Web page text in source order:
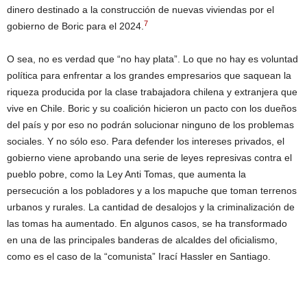
dinero destinado a la construcción de nuevas viviendas por el
gobierno de Boric para el 2024. 7
O sea, no es verdad que “no hay plata”. Lo que no hay es voluntad
política para enfrentar a los grandes empresarios que saquean la
riqueza producida por la clase trabajadora chilena y extranjera que
vive en Chile. Boric y su coalición hicieron un pacto con los dueños
del país y por eso no podrán solucionar ninguno de los problemas
sociales. Y no sólo eso. Para defender los intereses privados, el
gobierno viene aprobando una serie de leyes represivas contra el
pueblo pobre, como la Ley Anti Tomas, que aumenta la
persecución a los pobladores y a los mapuche que toman terrenos
urbanos y rurales. La cantidad de desalojos y la criminalización de
las tomas ha aumentado. En algunos casos, se ha transformado
en una de las principales banderas de alcaldes del oficialismo,
como es el caso de la “comunista” Irací Hassler en Santiago.